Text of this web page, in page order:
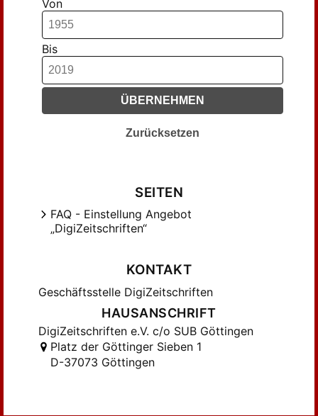
Von
Bis
ÜBERNEHMEN
Zurücksetzen
SEITEN
FAQ - Einstellung Angebot
„DigiZeitschriften“
KONTAKT
Geschäftsstelle DigiZeitschriften
HAUSANSCHRIFT
DigiZeitschriften e.V. c/o SUB Göttingen
Platz der Göttinger Sieben 1
D-37073 Göttingen